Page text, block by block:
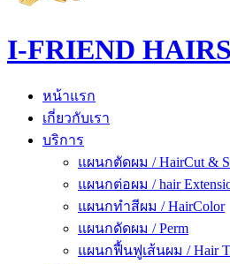
I-FRIEND
หน้าแรก
เกี่ยวกับเรา
บริการ
แผนกตัดผม / HairCut &
แผนกต่อผม / hair
แผนกทำสีผม / HairColor
แผนกดัดผม / Perm
แผนกฟื้นฟูเส้นผม / Hair